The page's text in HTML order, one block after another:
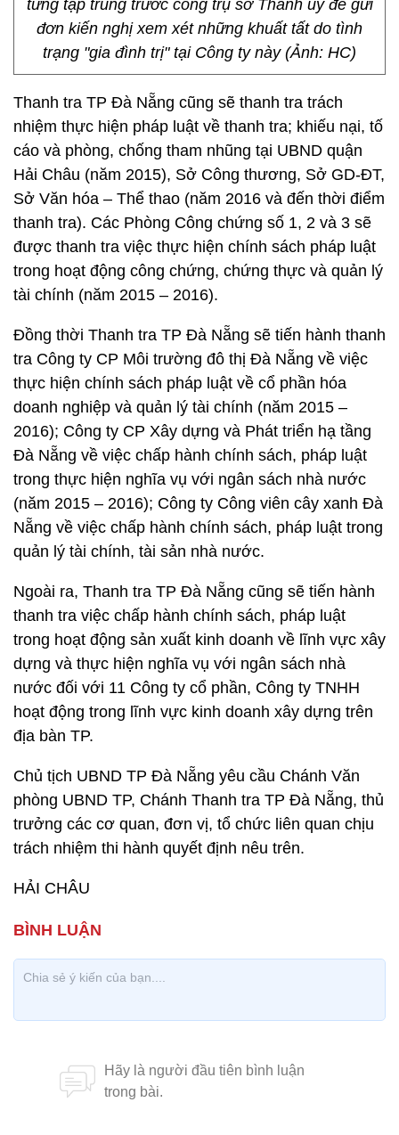
từng tập trung trước cổng trụ sở Thành ủy để gửi
đơn kiến nghị xem xét những khuất tất do tình
trạng "gia đình trị" tại Công ty này (Ảnh: HC)
Thanh tra TP Đà Nẵng cũng sẽ thanh tra trách
nhiệm thực hiện pháp luật về thanh tra; khiếu nại, tố
cáo và phòng, chống tham nhũng tại UBND quận
Hải Châu (năm 2015), Sở Công thương, Sở GD-ĐT,
Sở Văn hóa – Thể thao (năm 2016 và đến thời điểm
thanh tra). Các Phòng Công chứng số 1, 2 và 3 sẽ
được thanh tra việc thực hiện chính sách pháp luật
trong hoạt động công chứng, chứng thực và quản lý
tài chính (năm 2015 – 2016).
Đồng thời Thanh tra TP Đà Nẵng sẽ tiến hành thanh
tra Công ty CP Môi trường đô thị Đà Nẵng về việc
thực hiện chính sách pháp luật về cổ phần hóa
doanh nghiệp và quản lý tài chính (năm 2015 –
2016); Công ty CP Xây dựng và Phát triển hạ tầng
Đà Nẵng về việc chấp hành chính sách, pháp luật
trong thực hiện nghĩa vụ với ngân sách nhà nước
(năm 2015 – 2016); Công ty Công viên cây xanh Đà
Nẵng về việc chấp hành chính sách, pháp luật trong
quản lý tài chính, tài sản nhà nước.
Ngoài ra, Thanh tra TP Đà Nẵng cũng sẽ tiến hành
thanh tra việc chấp hành chính sách, pháp luật
trong hoạt động sản xuất kinh doanh về lĩnh vực xây
dựng và thực hiện nghĩa vụ với ngân sách nhà
nước đối với 11 Công ty cổ phần, Công ty TNHH
hoạt động trong lĩnh vực kinh doanh xây dựng trên
địa bàn TP.
Chủ tịch UBND TP Đà Nẵng yêu cầu Chánh Văn
phòng UBND TP, Chánh Thanh tra TP Đà Nẵng, thủ
trưởng các cơ quan, đơn vị, tổ chức liên quan chịu
trách nhiệm thi hành quyết định nêu trên.
HẢI CHÂU